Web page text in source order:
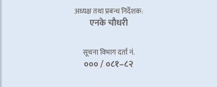
अध्यक्ष तथा प्रबन्ध निर्देशक:
एनके चाैधरी
सूचना विभाग दर्ता नं.
००० / ०८१–८२